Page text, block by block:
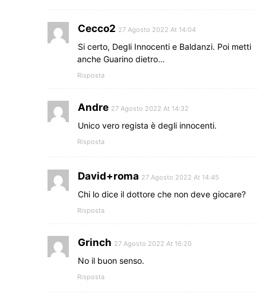
Cecco2 27 Agosto 2022 At 14:04
Si certo, Degli Innocenti e Baldanzi. Poi metti
anche Guarino dietro…
Risposta
Andre 27 Agosto 2022 At 14:32
Unico vero regista è degli innocenti.
Risposta
David+roma 27 Agosto 2022 At 14:45
Chi lo dice il dottore che non deve giocare?
Risposta
Grinch 27 Agosto 2022 At 16:20
No il buon senso.
Risposta